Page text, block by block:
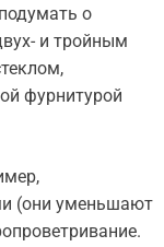
о
и тройным
фурнитурой
(они уменьшают